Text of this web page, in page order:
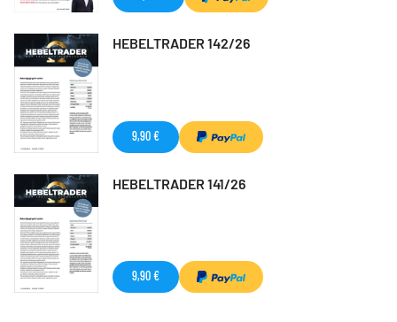
HEBELTRADER 142/26
9,90 €
HEBELTRADER 141/26
9,90 €